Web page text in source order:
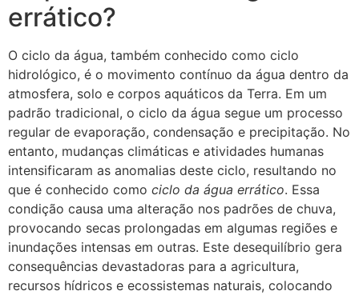
errático?
O ciclo da água, também conhecido como ciclo
hidrológico, é o movimento contínuo da água dentro da
atmosfera, solo e corpos aquáticos da Terra. Em um
padrão tradicional, o ciclo da água segue um processo
regular de evaporação, condensação e precipitação. No
entanto, mudanças climáticas e atividades humanas
intensificaram as anomalias deste ciclo, resultando no
que é conhecido como ciclo da água errático. Essa
condição causa uma alteração nos padrões de chuva,
provocando secas prolongadas em algumas regiões e
inundações intensas em outras. Este desequilíbrio gera
consequências devastadoras para a agricultura,
recursos hídricos e ecossistemas naturais, colocando